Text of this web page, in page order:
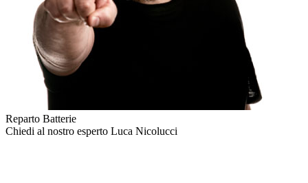
Reparto Batterie
Chiedi al nostro esperto Luca Nicolucci